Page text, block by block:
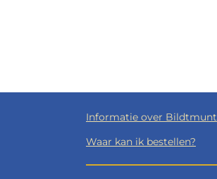
Informatie over Bildtmunt
Waar kan ik bestellen?